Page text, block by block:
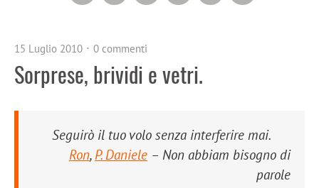
15 Luglio 2010 0 commenti
Sorprese, brividi e vetri.
Seguirò il tuo volo senza interferire mai.
Ron,P. Daniele – Non abbiam bisogno di
parole